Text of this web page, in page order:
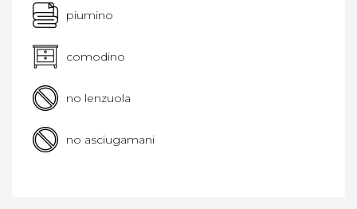
piumino
comodino
no lenzuola
no asciugamani